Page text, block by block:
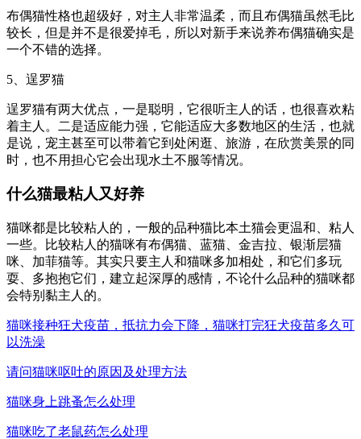
布偶猫性格也超级好，对主人非常温柔，而且布偶猫虽然毛比
较长，但是并不是很爱掉毛，所以对新手来说养布偶猫确实是
一个不错的选择。
5、逞罗猫
逞罗猫有两大优点，一是聪明，它很听主人的话，也很喜欢粘
着主人。二是适应能力强，它能适应大多数地区的生活，也就
是说，宠主甚至可以带着它到处闲逛、旅游，在欣赏美景的同
时，也不用担心它会出现水土不服等情况。
什么猫最粘人又好养
猫咪都是比较粘人的，一般的品种猫比本土猫会更温和、粘人
一些。比较粘人的猫咪有布偶猫、蓝猫、金吉拉、银渐层猫
咪、加菲猫等。其实只要主人和猫咪多加相处，和它们多玩
耍、多抱抱它们，建立起深厚的感情，不论什么品种的猫咪都
会特别黏主人的。
猫咪接种狂犬疫苗，抵抗力会下降，猫咪打完狂犬疫苗多久可
以洗澡
请问猫咪呕吐的原因及处理方法
猫咪身上跳蚤怎么处理
猫咪吃了老鼠药怎么处理